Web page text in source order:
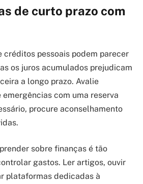
de curto prazo com
créditos pessoais podem parecer
os juros acumulados prejudicam
a longo prazo. Avalie
com uma reserva
procure aconselhamento
sobre finanças é tão
gastos. Ler artigos, ouvir
plataformas dedicadas à